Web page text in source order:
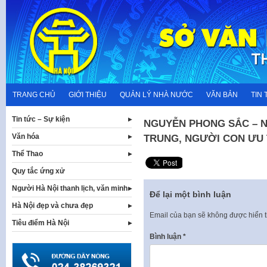
content
TRANG CHỦ GIỚI THIỆU QUẢN LÝ NHÀ NƯỚC VĂN BẢN TIN
NGUYỄN PHONG SẮC –
TRUNG, NGƯỜI CON
Để lại một bình luận
Email của bạn sẽ không được hiển
Bình luận *
Tin tức – Sự kiện
Văn hóa
Thể Thao
Quy tắc ứng xử
Người Hà Nội thanh lịch, văn minh
Hà Nội đẹp và chưa đẹp
Tiêu điểm Hà Nội